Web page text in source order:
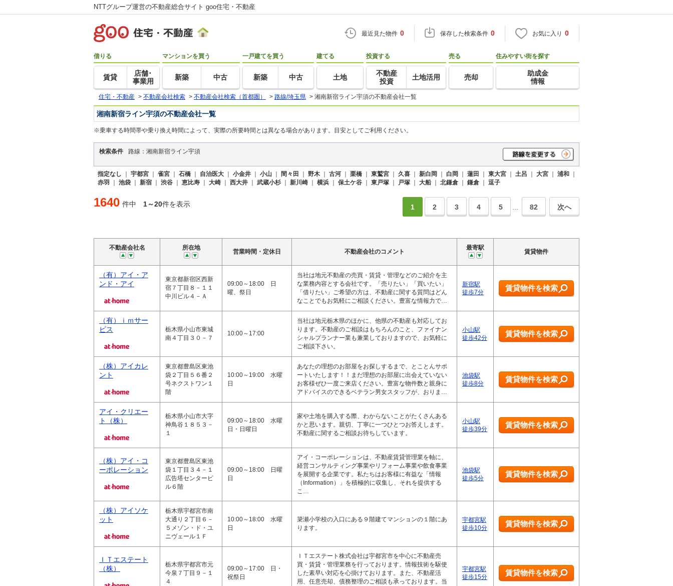
NTTグループ運営の不動産総合サイト goo住宅・不動産
最近見た物件 0 保存した検索条件 0 お気に入り 0
借りる
賃貸
店舗･
事業用
マンションを買う
新築 中古
一戸建てを買う
新築 中古
建てる
土地
投資する
不動産
投資
土地活用
売る
売却
住みやすい街を探す
助成金
情報
住宅・不動産 > 不動産会社検索 > 不動産会社検索（首都圏） > 路線/埼玉県 > 湘南新宿ライン宇須の不動産会社一覧
湘南新宿ライン宇須の不動産会社一覧
※乗車する時間帯や乗り換え時間によって、実際の所要時間とは異なる場合があります。目安としてご利用ください。
検索条件 路線：湘南新宿ライン宇須
指定なし ｜ 宇都宮 ｜ 雀宮 ｜ 石橋 ｜ 自治医大 ｜ 小金井 ｜ 小山 ｜ 間々田 ｜ 野木 ｜ 古河 ｜ 栗橋 ｜ 東鷲宮 ｜ 久喜 ｜ 新白岡 ｜ 白岡 ｜ 蓮田 ｜ 東大宮 ｜ 土呂 ｜ 大宮 ｜ 浦和 ｜
赤羽 ｜ 池袋 ｜ 新宿 ｜ 渋谷 ｜ 恵比寿 ｜ 大崎 ｜ 西大井 ｜ 武蔵小杉 ｜ 新川崎 ｜ 横浜 ｜ 保土ケ谷 ｜ 東戸塚 ｜ 戸塚 ｜ 大船 ｜ 北鎌倉 ｜ 鎌倉 ｜ 逗子
1640 件中 1～20件を表示 1 2 3 4 5 … 82 次へ
不動産会社名 所在地
営業時間・定休日 不動産会社のコメント
最寄駅
賃貸物件
（有）アイ・ア
ンド・アイ
東京都新宿区西新
宿７丁目８－１１
中川ビル４－Ａ
09:00～18:00 日
曜、祭日
当社は地元不動産の売買・賃貸・管理などのご紹介を主
な業務内容とする会社です。「売りたい」「買いたい」
「借りたい」ご希望の方は、不動産に関する質問はどん
なことでもお気軽にご相談ください。豊富な情報力で…
新宿駅
徒歩7分
賃貸物件を検索
（有）ｉｍサー
ビス
栃木県小山市東城
南４丁目３０－７
10:00～17:00
当社は地元栃木県のほかに、他県の不動産も対応してお
ります。不動産のご相談はもちろんのこと、ファイナン
シャルプランナー業も兼業しておりますので、お気軽に
ご相談下さい。
小山駅
徒歩42分
賃貸物件を検索
（株）アイカレ
ント
東京都豊島区東池
袋２丁目５６番２
号ネクストワン１
階
10:00～19:00 水曜
日
あなたの理想のお部屋をお探しするまで、とことんサポ
ートいたします！！まだ理想のお部屋に出会えていない
お客様ぜひ一度ご来店ください。豊富な物件数と親身に
アドバイスのできるベテラン男女スタッフが、おりま…
池袋駅
徒歩8分
賃貸物件を検索
アイ・クリエー
ト（株）
栃木県小山市大字
神鳥谷１８５３－
１
09:00～18:00 水曜
日・日曜日
家や土地を購入する際、わからないことがたくさんある
かと思います。親切、丁寧に一つひとつお答えします。
不動産に関するご相談お待ちしています。
小山駅
徒歩39分
賃貸物件を検索
（株）アイ・コ
ーポレーション
東京都豊島区東池
袋１丁目３４－１
広告塔センタービ
ル６階
09:00～18:00 日曜
日
アイ・コーポレーションは、不動産賃貸管理業を軸に、
経営コンサルティング事業やリフォーム事業や飲食事業
を展開する企業です。私たちはお客様に有益な「情報
（Information）」を積極的に収集し、それを提供する
こ…
池袋駅
徒歩5分
賃貸物件を検索
（株）アイソケ
ット
栃木県宇都宮市南
大通り２丁目６－
５メゾン・ド・ユ
ニヴェール１Ｆ
10:00～18:00 水曜
日
簗瀬小学校の入口にある９階建てマンションの１階にあ
ります。
宇都宮駅
徒歩10分
賃貸物件を検索
ＩＴエステート
（株）
栃木県宇都宮市元
今泉７丁目９－１
４
09:00～17:00 日・
祝祭日
ＩＴエステート株式会社は宇都宮市を中心に不動産売
買・賃貸・管理業務を行っております。情報技術を駆使
した素早い対応を心掛けております。また、不動産活
用、任意売却、債務整理のご相談も承っております。当
宇都宮駅
徒歩15分
賃貸物件を検索